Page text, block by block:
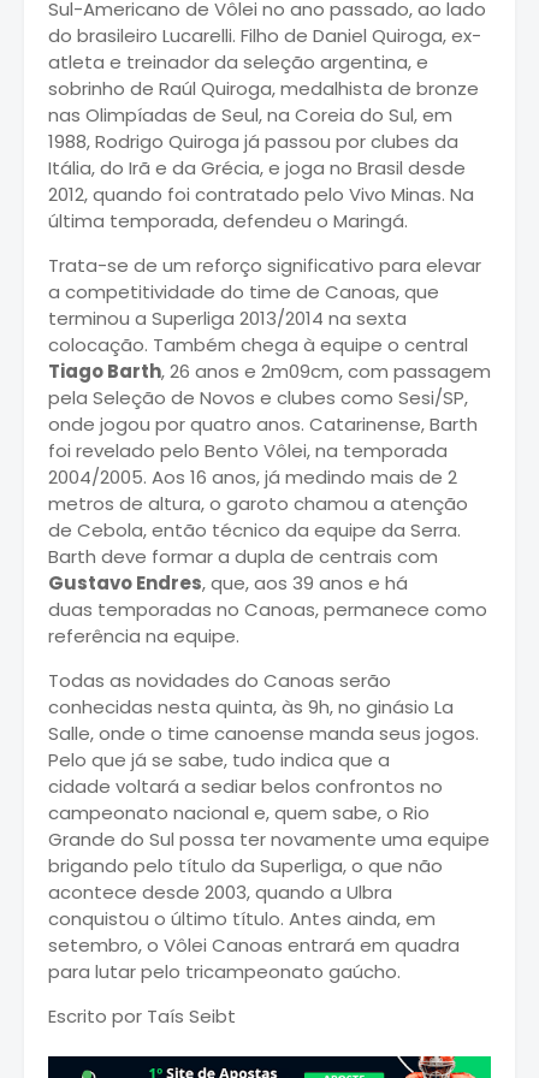
Sul-Americano de Vôlei no ano passado, ao lado
do brasileiro Lucarelli. Filho de Daniel Quiroga, ex-
atleta e treinador da seleção argentina, e
sobrinho de Raúl Quiroga, medalhista de bronze
nas Olimpíadas de Seul, na Coreia do Sul, em
1988, Rodrigo Quiroga já passou por clubes da
Itália, do Irã e da Grécia, e joga no Brasil desde
2012, quando foi contratado pelo Vivo Minas. Na
última temporada, defendeu o Maringá.
Trata-se de um reforço significativo para elevar
a competitividade do time de Canoas, que
terminou a Superliga 2013/2014 na sexta
colocação. Também chega à equipe o central
Tiago Barth, 26 anos e 2m09cm, com passagem
pela Seleção de Novos e clubes como Sesi/SP,
onde jogou por quatro anos. Catarinense, Barth
foi revelado pelo Bento Vôlei, na temporada
2004/2005. Aos 16 anos, já medindo mais de 2
metros de altura, o garoto chamou a atenção
de Cebola, então técnico da equipe da Serra.
Barth deve formar a dupla de centrais com
Gustavo Endres, que, aos 39 anos e há
duas temporadas no Canoas, permanece como
referência na equipe.
Todas as novidades do Canoas serão
conhecidas nesta quinta, às 9h, no ginásio La
Salle, onde o time canoense manda seus jogos.
Pelo que já se sabe, tudo indica que a
cidade voltará a sediar belos confrontos no
campeonato nacional e, quem sabe, o Rio
Grande do Sul possa ter novamente uma equipe
brigando pelo título da Superliga, o que não
acontece desde 2003, quando a Ulbra
conquistou o último título. Antes ainda, em
setembro, o Vôlei Canoas entrará em quadra
para lutar pelo tricampeonato gaúcho.
Escrito por Taís Seibt